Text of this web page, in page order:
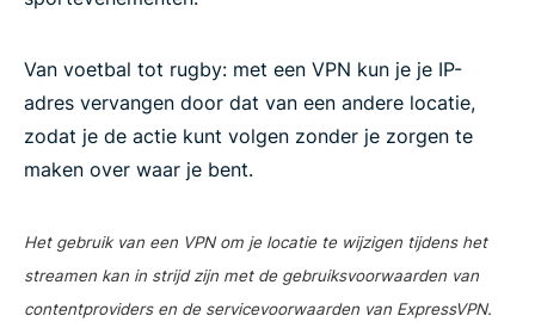
Van voetbal tot rugby: met een VPN kun je je IP-
adres vervangen door dat van een andere locatie,
zodat je de actie kunt volgen zonder je zorgen te
maken over waar je bent.
Het gebruik van een VPN om je locatie te wijzigen tijdens het
streamen kan in strijd zijn met de gebruiksvoorwaarden van
contentproviders en de servicevoorwaarden van ExpressVPN.